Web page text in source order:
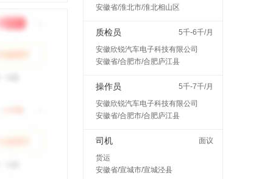
安徽省/淮北市/淮北相山区
质检员
5千-6千/月
安徽欣锐汽车电子科技有限公司
安徽省/合肥市/合肥庐江县
操作员
5千-7千/月
安徽欣锐汽车电子科技有限公司
安徽省/合肥市/合肥庐江县
司机
面议
货运
安徽省/宣城市/宣城泾县